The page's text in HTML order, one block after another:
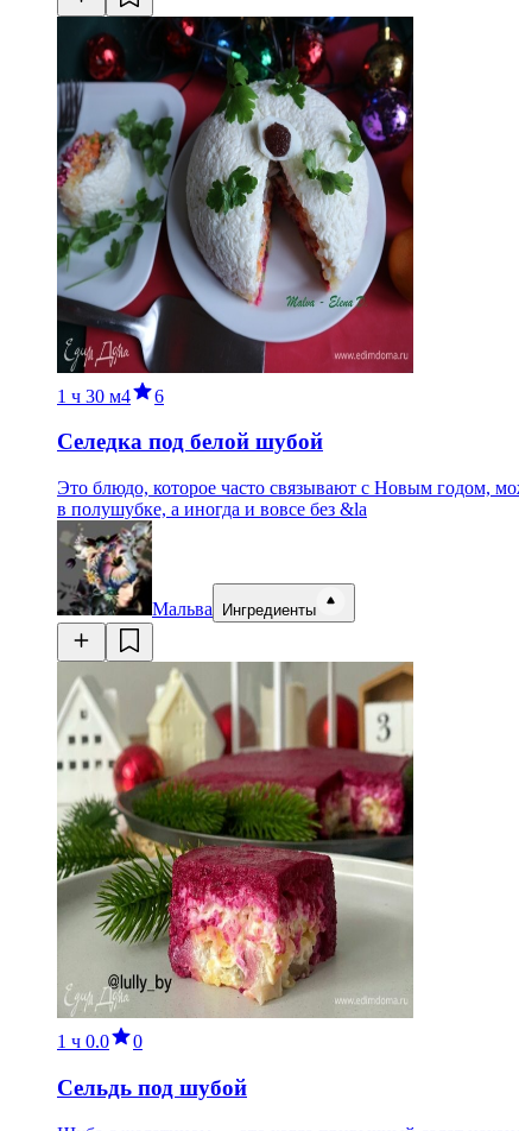
1 ч 30 м4 6
Селедка под белой шубой
Это блюдо, которое часто связывают с Новым годом,
в полушубке, а иногда и вовсе без &la
Мальва Ингредиенты
1 ч 0.0 0
Сельдь под шубой